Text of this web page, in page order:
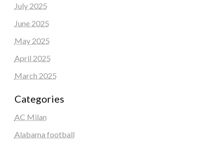
July 2025
June 2025
May 2025
April 2025
March 2025
Categories
AC Milan
Alabama football